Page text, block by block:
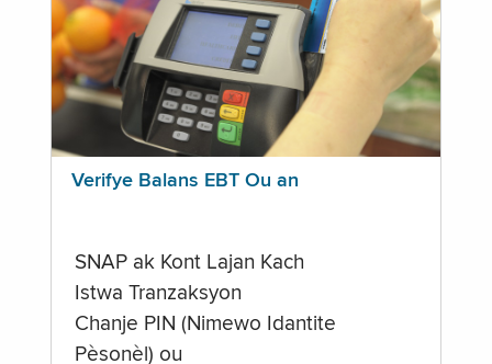
Verifye Balans EBT Ou an
SNAP ak Kont Lajan Kach
Istwa Tranzaksyon
Chanje PIN (Nimewo Idantite
Pèsonèl) ou